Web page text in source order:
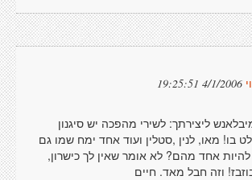
4/1/2006 19:25:51
ליצירתך: לשירי מהפכה יש סיגנון
בו! מאו, לנין ,סטלין ועוד אחד ימח שמו גם
אחד מהם? לא אומר שאין לך כישרון,
וזה חבל מאד. חיים